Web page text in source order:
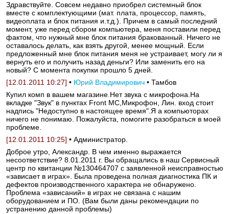
Здравствуйте. Совсем недавно приобрел системный блок
вместе с комплектующими (мат. плата, процессор, память,
видеоплата и блок питания и.т.д.). Причем в самый последний
момент, уже перед сбором компьютера, меня поставили перед
фактом, что нужный мне блок питания бракованный. Ничего не
оставалось делать, как взять другой, менее мощный. Если
предложенный мне блок питания меня не устраивает, могу ли я
вернуть его и получить назад деньги? Или заменить его на
новый? С момента покупки прошло 5 дней.
[12.01.2011 10:27] • Юрий Владимирович • Тамбов
Купил комп в вашем магазине.Нет звука с микрофона.На
вкладке "Звук" в пунктах Front MC,Микрофон, Лин. вход стоит
надпись "Недоступно в настоящее время".Я а компьюторах
ничего не понимаю. Пожалуйста, помогите разобраться в моей
проблеме.
[12.01.2011 10:25] • Администратор.
Доброе утро, Александр. В чем именно выражается
несоответствие? 8.01.2011 г. Вы обращались в наш Сервисный
центр по квитанции №130464707 с заявленной неисправностью
«зависает в играх». Была проведена полная диагностика ПК и
дефектов производственного характера не обнаружено.
Проблема «зависаний» в играх не связана с нашим
оборудованием и ПО. (Вам были даны рекомендации по
устранению данной проблемы)